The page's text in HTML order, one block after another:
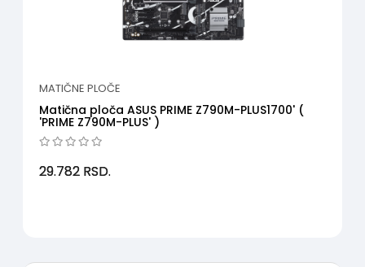
MATIČNE PLOČE
Matična ploča ASUS PRIME Z790M-PLUS1700' (
'PRIME Z790M-PLUS' )
29.782 RSD.